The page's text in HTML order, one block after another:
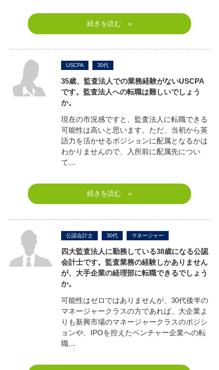
続きを読む »
USCPA 30代
35歳、監査法人での業務経験がないUSCPA
です。監査法人への転職は難しいでしょう
か。
現在の市況感ですと、監査法人に転職できる
可能性は高いと思います。ただ、当初から英
語力を活かせるポジションに配属となるかは
わかりませんので、入所前に配属先につい
て…
続きを読む »
公認会計士 30代 マネージャー
四大監査法人に勤務している38歳になる公認
会計士です。監査業務の経験しかありません
が、大手企業の経理部に転職できるでしょう
か。
可能性はゼロではありませんが、30代後半の
マネージャークラスの方であれば、大企業よ
りも新興市場のマネージャークラスのポジシ
ョンや、IPOを控えたベンチャー企業への転
職…